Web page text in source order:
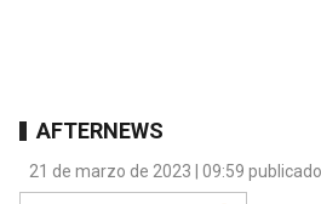
AFTERNEWS
21 de marzo de 2023 | 09:59